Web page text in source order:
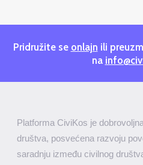
Pridružite se onlajn ili
na
Platforma CiviKos je
društva, posvećena razvoju
saradnju između civilnog